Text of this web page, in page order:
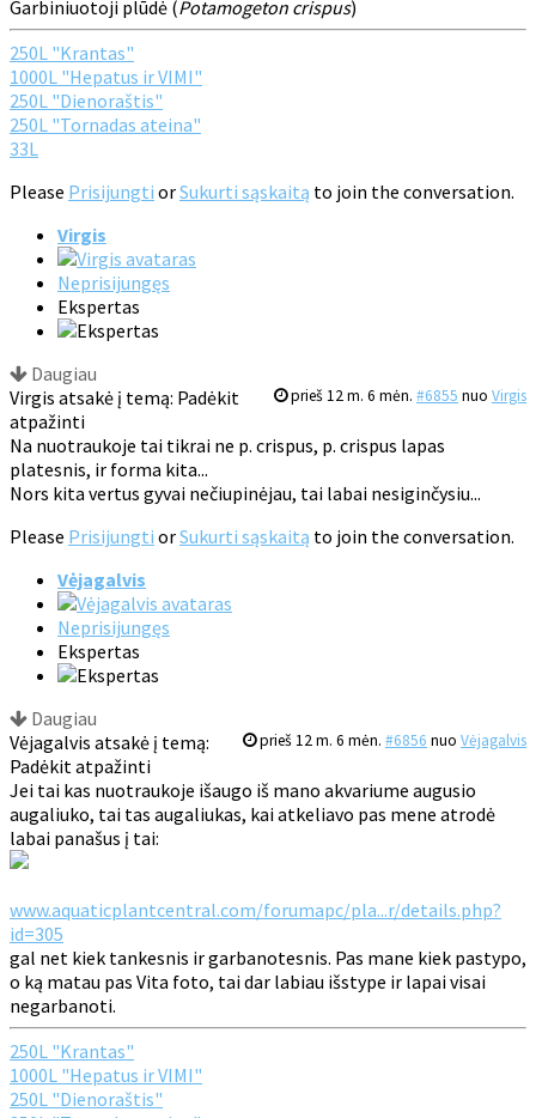
Garbiniuotoji plūdė (Potamogeton crispus)
250L "Krantas"
1000L "Hepatus ir VIMI"
250L "Dienoraštis"
250L "Tornadas ateina"
33L
Please Prisijungti orSukurti sąskaitą to join the conversation.
Virgis
Neprisijungęs
Ekspertas
Daugiau
prieš 12 m. 6 mėn. #6855 nuo Virgis
Virgis atsakė į temą: Padėkit
atpažinti
Na nuotraukoje tai tikrai ne p. crispus, p. crispus lapas
platesnis, ir forma kita...
Nors kita vertus gyvai nečiupinėjau, tai labai nesiginčysiu...
Please Prisijungti orSukurti sąskaitą to join the conversation.
Vėjagalvis
Neprisijungęs
Ekspertas
Daugiau
prieš 12 m. 6 mėn. #6856 nuo Vėjagalvis
Vėjagalvis atsakė į temą:
Padėkit atpažinti
Jei tai kas nuotraukoje išaugo iš mano akvariume augusio
augaliuko, tai tas augaliukas, kai atkeliavo pas mene atrodė
labai panašus į tai:
www.aquaticplantcentral.com/forumapc/pla...r/details.php?
id=305
gal net kiek tankesnis ir garbanotesnis. Pas mane kiek pastypo,
o ką matau pas Vita foto, tai dar labiau išstype ir lapai visai
negarbanoti.
250L "Krantas"
1000L "Hepatus ir VIMI"
250L "Dienoraštis"